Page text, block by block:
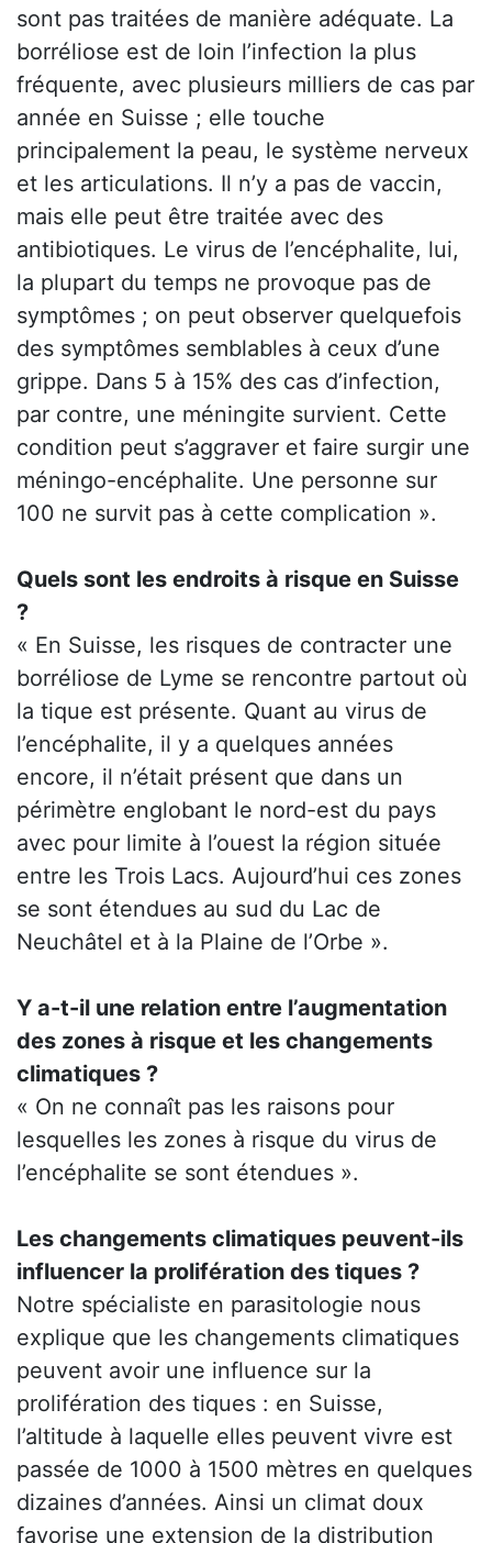
sont pas traitées de manière adéquate. La
borréliose est de loin l’infection la plus
fréquente, avec plusieurs milliers de cas par
année en Suisse ; elle touche
principalement la peau, le système nerveux
et les articulations. Il n’y a pas de vaccin,
mais elle peut être traitée avec des
antibiotiques. Le virus de l’encéphalite, lui,
la plupart du temps ne provoque pas de
symptômes ; on peut observer quelquefois
des symptômes semblables à ceux d’une
grippe. Dans 5 à 15% des cas d’infection,
par contre, une méningite survient. Cette
condition peut s’aggraver et faire surgir une
méningo-encéphalite. Une personne sur
100 ne survit pas à cette complication ».
Quels sont les endroits à risque en Suisse
?
« En Suisse, les risques de contracter une
borréliose de Lyme se rencontre partout où
la tique est présente. Quant au virus de
l’encéphalite, il y a quelques années
encore, il n’était présent que dans un
périmètre englobant le nord-est du pays
avec pour limite à l’ouest la région située
entre les Trois Lacs. Aujourd’hui ces zones
se sont étendues au sud du Lac de
Neuchâtel et à la Plaine de l’Orbe ».
Y a-t-il une relation entre l’augmentation
des zones à risque et les changements
climatiques ?
« On ne connaît pas les raisons pour
lesquelles les zones à risque du virus de
l’encéphalite se sont étendues ».
Les changements climatiques peuvent-ils
influencer la prolifération des tiques ?
Notre spécialiste en parasitologie nous
explique que les changements climatiques
peuvent avoir une influence sur la
prolifération des tiques : en Suisse,
l’altitude à laquelle elles peuvent vivre est
passée de 1000 à 1500 mètres en quelques
dizaines d’années. Ainsi un climat doux
favorise une extension de la distribution